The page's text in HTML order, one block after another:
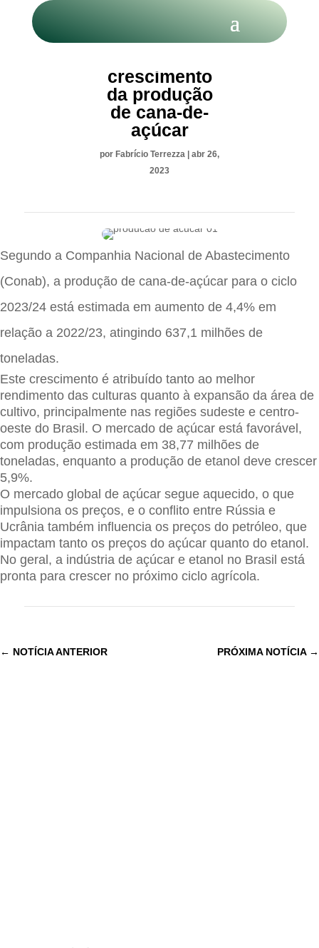
crescimento
da produção
de cana-de-
açúcar
por Fabrício Terrezza | abr 26,
2023
Segundo a Companhia Nacional de Abastecimento
(Conab), a produção de cana-de-açúcar para o ciclo
2023/24 está estimada em aumento de 4,4% em
relação a 2022/23, atingindo 637,1 milhões de
toneladas.
Este crescimento é atribuído tanto ao melhor
rendimento das culturas quanto à expansão da área de
cultivo, principalmente nas regiões sudeste e centro-
oeste do Brasil. O mercado de açúcar está favorável,
com produção estimada em 38,77 milhões de
toneladas, enquanto a produção de etanol deve crescer
5,9%.
O mercado global de açúcar segue aquecido, o que
impulsiona os preços, e o conflito entre Rússia e
Ucrânia também influencia os preços do petróleo, que
impactam tanto os preços do açúcar quanto do etanol.
No geral, a indústria de açúcar e etanol no Brasil está
pronta para crescer no próximo ciclo agrícola.
← NOTÍCIA ANTERIOR PRÓXIMA NOTÍCIA→